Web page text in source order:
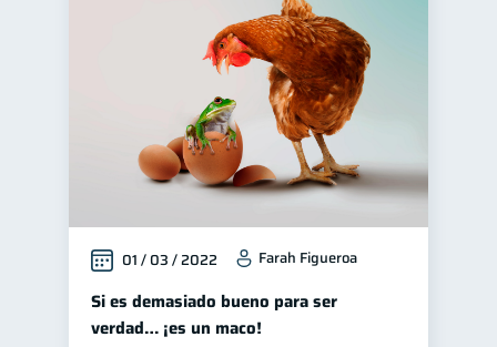
01 / 03 / 2022 Farah Figueroa
Si es demasiado bueno para ser
verdad… ¡es un maco!